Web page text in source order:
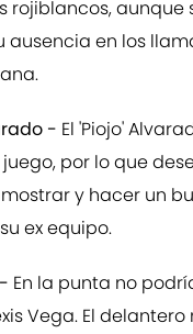
rojiblancos, aunque
ausencia en los
- El 'Piojo'
por lo que
y hacer un
ex equipo.
En la punta no
Vega. El